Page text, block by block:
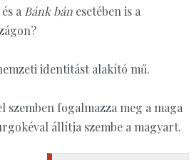
a Bánk bán esetében is a
identitást alakító mű.
szemben fogalmazza meg a maga
állítja szembe a magyart.